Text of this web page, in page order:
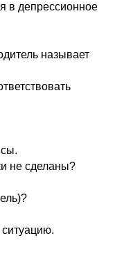
в депрессионное
называет
не сделаны?